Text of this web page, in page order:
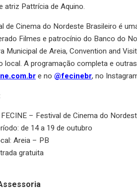
atriz Pattrícia de Aquino.
de Cinema do Nordeste Brasileiro é
Filmes e patrocínio do Banco do
Municipal de Areia, Convention and
local. A programação completa e
e no @fecinebr, no
FECINE – Festival de Cinema do
de 14 a 19 de outubro
Areia – PB
gratuita